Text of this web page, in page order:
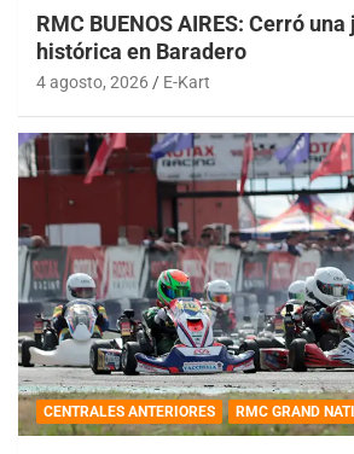
RMC BUENOS AIRES: Cerró
histórica en Baradero
4 agosto, 2026 E-Kart
CENTRALES ANTERIORES RMC GRAND